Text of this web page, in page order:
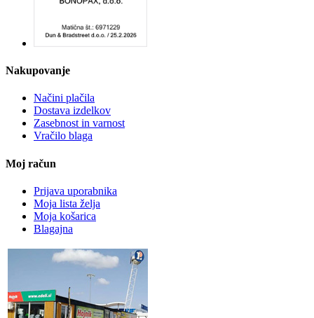
Nakupovanje
Načini plačila
Dostava izdelkov
Zasebnost in varnost
Vračilo blaga
Moj račun
Prijava uporabnika
Moja lista želja
Moja košarica
Blagajna